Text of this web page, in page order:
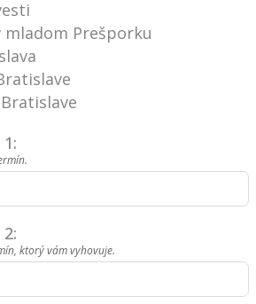
Prešporku
ktorý vám vyhovuje.